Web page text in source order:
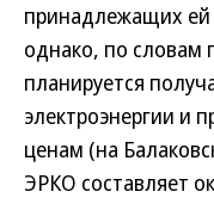
принадлежащих ей
однако, по словам
планируется
электроэнергии и
ценам (на
ЭРКО составляет